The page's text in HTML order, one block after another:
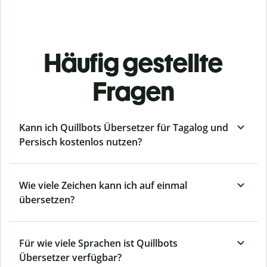
Häufig gestellte
Fragen
Kann ich Quillbots Übersetzer für Tagalog und
Persisch kostenlos nutzen?
Wie viele Zeichen kann ich auf einmal
übersetzen?
Für wie viele Sprachen ist Quillbots
Übersetzer verfügbar?